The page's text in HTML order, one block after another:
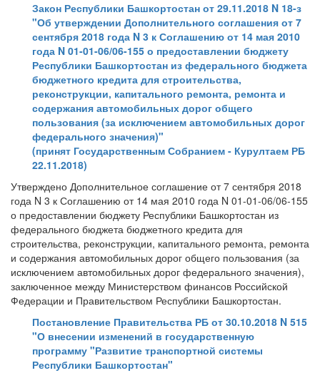
Закон Республики Башкортостан от 29.11.2018 N 18-з
"Об утверждении Дополнительного соглашения от 7
сентября 2018 года N 3 к Соглашению от 14 мая 2010
года N 01-01-06/06-155 о предоставлении бюджету
Республики Башкортостан из федерального бюджета
бюджетного кредита для строительства,
реконструкции, капитального ремонта, ремонта и
содержания автомобильных дорог общего
пользования (за исключением автомобильных дорог
федерального значения)"
(принят Государственным Собранием - Курултаем РБ
22.11.2018)
Утверждено Дополнительное соглашение от 7 сентября 2018
года N 3 к Соглашению от 14 мая 2010 года N 01-01-06/06-155
о предоставлении бюджету Республики Башкортостан из
федерального бюджета бюджетного кредита для
строительства, реконструкции, капитального ремонта, ремонта
и содержания автомобильных дорог общего пользования (за
исключением автомобильных дорог федерального значения),
заключенное между Министерством финансов Российской
Федерации и Правительством Республики Башкортостан.
Постановление Правительства РБ от 30.10.2018 N 515
"О внесении изменений в государственную
программу "Развитие транспортной системы
Республики Башкортостан"